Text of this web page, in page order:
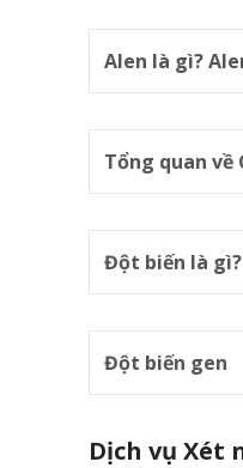
Alen là gì?
Tổng quan về
Đột biến là gì?
Đột biến gen
Dịch vụ Xét